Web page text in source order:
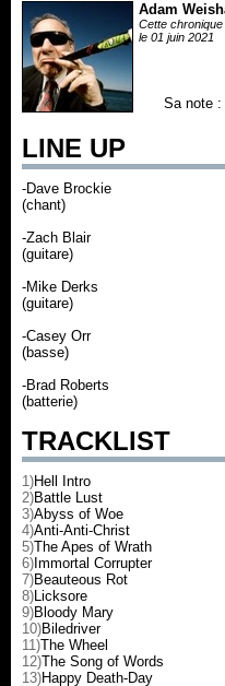
Adam
Cette
le 01 juin 2021
Sa note :
LINE UP
-Dave Brockie
(chant)
-Zach Blair
(guitare)
-Mike Derks
(guitare)
-Casey Orr
(basse)
-Brad Roberts
(batterie)
TRACKLIST
1)Hell Intro
2)Battle Lust
3)Abyss of Woe
4)Anti-Anti-Christ
5)The Apes of Wrath
6) Immortal Corrupter
7)Beauteous Rot
8)Licksore
9)Bloody Mary
10)Biledriver
11)The Wheel
12)The Song of Words
13)Happy Death-Day